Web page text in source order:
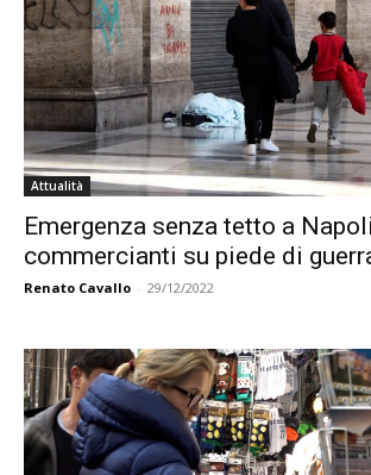
Attualità
Emergenza senza tetto a
commercianti su piede di
Renato Cavallo - 29/12/2022